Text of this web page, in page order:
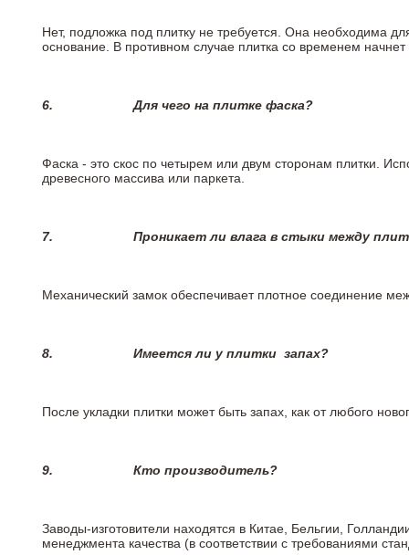
Нет, подложка под плитку не требуется. Она необходима
основание. В противном случае плитка со временем
6.Для чего на плитке фаска?
Фаска - это скос по четырем или двум сторонам плитки.
древесного массива или паркета.
7. Проникает ли влага в стыки между
Механический замок обеспечивает плотное соединение
8. Имеется ли у плитки запах?
После укладки плитки может быть запах, как от любого
9. Кто производитель?
Заводы-изготовители находятся в Китае, Бельгии,
менеджмента качества (в соответствии с требованиями